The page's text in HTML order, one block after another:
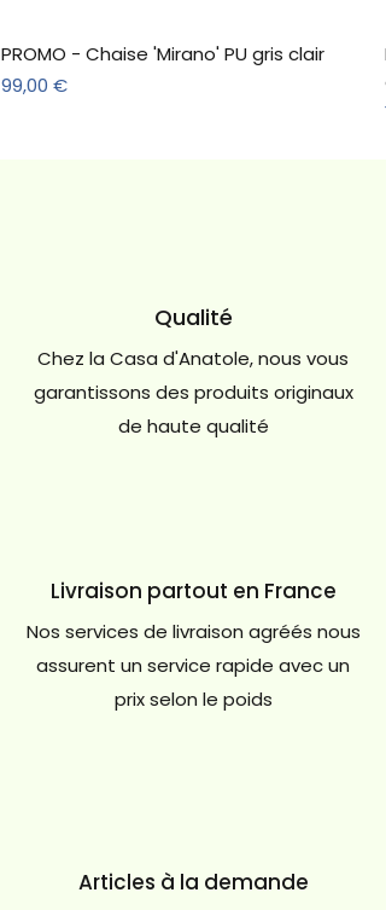
PROMO - Chaise 'Mirano' PU gris clair
Prix
99,00 €
Qualité
Chez la Casa d'Anatole, nous vous
garantissons des produits originaux
de haute qualité
Livraison partout en France
Nos services de livraison agréés nous
assurent un service rapide avec un
prix selon le poids
Articles à la demande